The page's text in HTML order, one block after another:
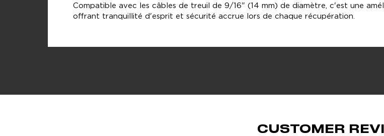
Compatible avec les câbles de treuil de 9/16" (14 mm) de diamètre, c'est une
offrant tranquillité d'esprit et sécurité accrue lors de chaque récupération.
CUSTOMER